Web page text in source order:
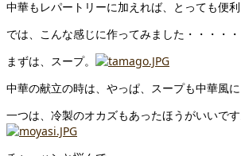
中華もレパートリーに加えれば、とっても便
では、こんな感じに作ってみました・・・・・
まずは、スープ。
中華の献立の時は、やっぱ、スープも中華風に
一つは、冷製のオカズもあったほうがいいです